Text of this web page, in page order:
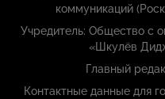
коммуникаций
Учредитель: Общество с
«Шкулёв
Главный
Контактные данные для